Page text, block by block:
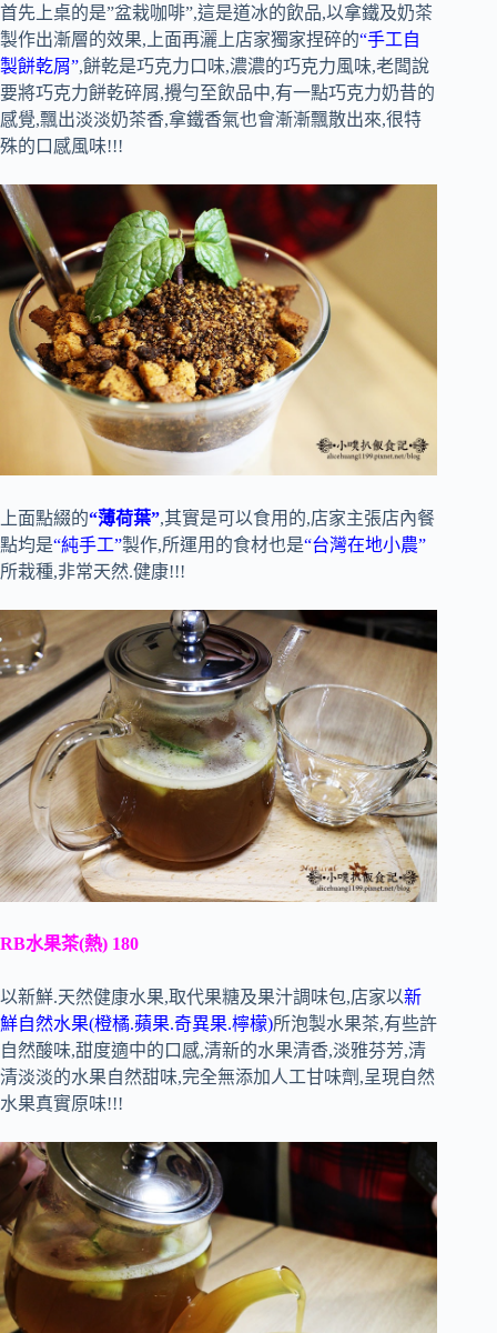
首先上桌的是”盆栽咖啡”,這是道冰的飲品,以拿鐵及奶茶
製作出漸層的效果,上面再灑上店家獨家捏碎的“手工自
製餅乾屑”,餅乾是巧克力口味,濃濃的巧克力風味,老闆說
要將巧克力餅乾碎屑,攪勻至飲品中,有一點巧克力奶昔的
感覺,飄出淡淡奶茶香,拿鐵香氣也會漸漸飄散出來,很特
殊的口感風味!!!
上面點綴的“薄荷葉”,其實是可以食用的,店家主張店內餐
點均是“純手工”製作,所運用的食材也是“台灣在地小農”
所栽種,非常天然.健康!!!
RB水果茶(熱) 180
以新鮮.天然健康水果,取代果糖及果汁調味包,店家以新
鮮自然水果(橙橘.蘋果.奇異果.檸檬)所泡製水果茶,有些許
自然酸味,甜度適中的口感,清新的水果清香,淡雅芬芳,清
清淡淡的水果自然甜味,完全無添加人工甘味劑,呈現自然
水果真實原味!!!